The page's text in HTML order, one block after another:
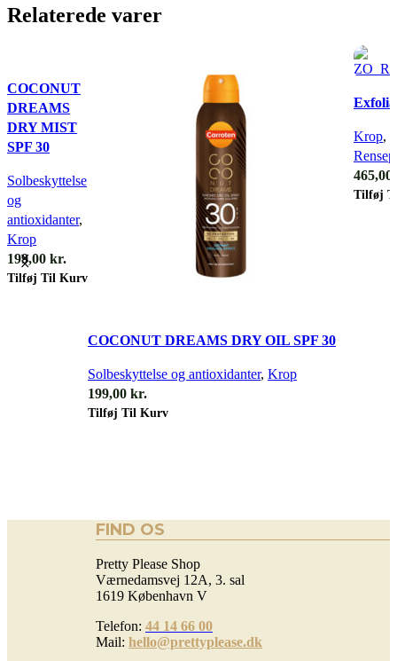
Relaterede varer
COCONUT
DREAMS
DRY MIST
SPF 30
Solbeskyttelse
og
antioxidanter,
Krop
199,00 kr.
Tilføj Til Kurv
COCONUT DREAMS DRY OIL SPF 30
Solbeskyttelse og antioxidanter, Krop
199,00 kr.
Tilføj Til Kurv
Krop,
465,00
Tilføj
FIND OS
Pretty Please Shop
Værnedamsvej 12A, 3. sal
1619 København V
Telefon: 44 14 66 00
Mail: hello@prettyplease.dk